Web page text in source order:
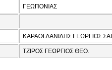
ΓΕΩΠΟΝΙΑΣ
ΚΑΡΑΟΓΛΑΝΙΔΗΣ ΓΕΩΡΓΙΟΣ
ΤΖΙΡΟΣ ΓΕΩΡΓΙΟΣ ΘΕΟ.